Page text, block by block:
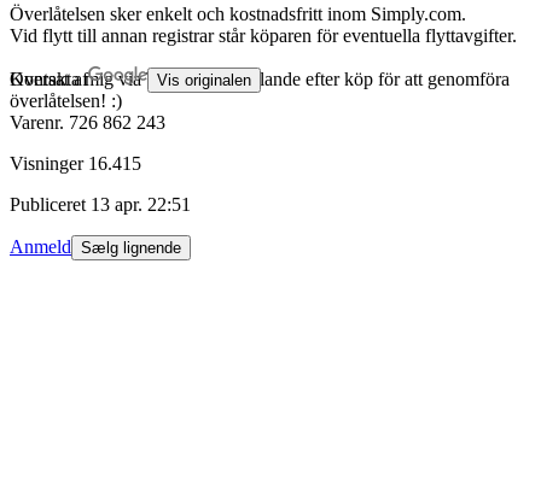
Överlåtelsen sker enkelt och kostnadsfritt inom Simply.com.
Vid flytt till annan registrar står köparen för eventuella flyttavgifter.
Kontakta mig via Tradera meddelande efter köp för att genomföra
överlåtelsen! :)
Oversat af Vis originalen
Varenr. 726 862 243
Visninger 16.415
Publiceret 13 apr. 22:51
Anmeld Sælg lignende